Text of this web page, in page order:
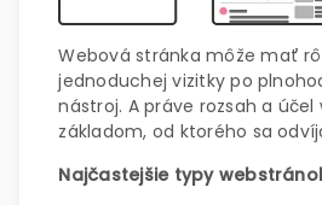
Webová stránka môže mať
jednoduchej vizitky po
nástroj. A práve rozsah a účel
základom, od ktorého sa
Najčastejšie typy